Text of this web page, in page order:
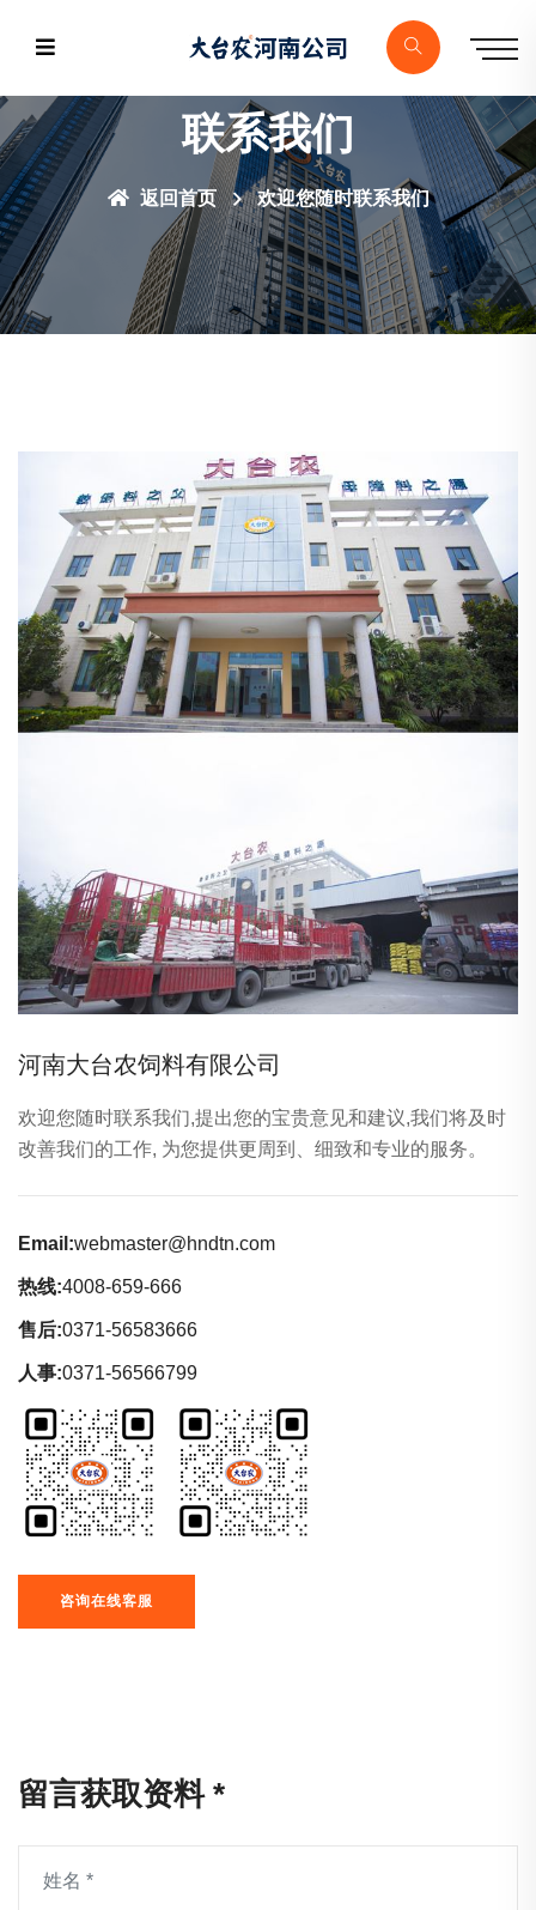
联系我们
返回首页 欢迎您随时联系我们
河南大台农饲料有限公司
欢迎您随时联系我们,提出您的宝贵意见和建议,我们将及时
改善我们的工作, 为您提供更周到、细致和专业的服务。
Email:webmaster@hndtn.com
热线:4008-659-666
售后:0371-56583666
人事:0371-56566799
咨询在线客服
留言获取资料 *